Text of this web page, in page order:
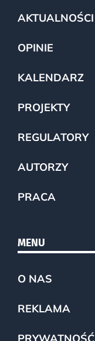
AKTUALNOŚCI
OPINIE
KALENDARZ
PROJEKTY
REGULATORY
AUTORZY
PRACA
MENU
O NAS
REKLAMA